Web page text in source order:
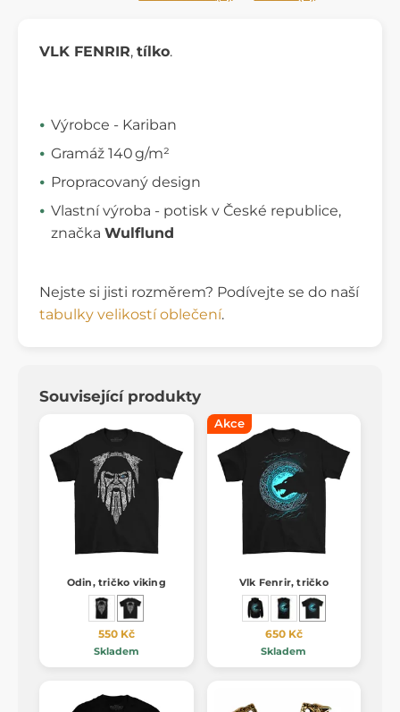
VLK FENRIR, tílko.
Výrobce - Kariban
Gramáž 140 g/m²
Propracovaný design
Vlastní výroba - potisk v České republice,
značka Wulflund
Nejste si jisti rozměrem? Podívejte se do naší
tabulky velikostí oblečení.
Související produkty
Odin, tričko viking
550 Kč
Skladem
Akce
Vlk Fenrir, tričko
650 Kč
Skladem